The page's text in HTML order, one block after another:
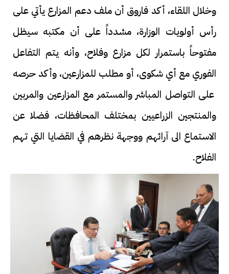
وخلال اللقاء، أكد فاروق أن ملف دعم المزارع يأتي على
رأس أولويات الوزارة، مشدداً على أن مكتبه سيظل
مفتوحاً باستمرار لكل مزارع وفلاح، وأنه يتم التفاعل
الفوري مع أي شكوى، أو مطلب للمزارعين، وأكد حرصه
على التواصل المباشر والمستمر مع المزارعين والمربين
والمنتجين الزراعيين بمختلف المحافظات، فضلا عن
الاستماع الى آرائهم ووجهة نظرهم في القضايا التي تهم
الفلاح.